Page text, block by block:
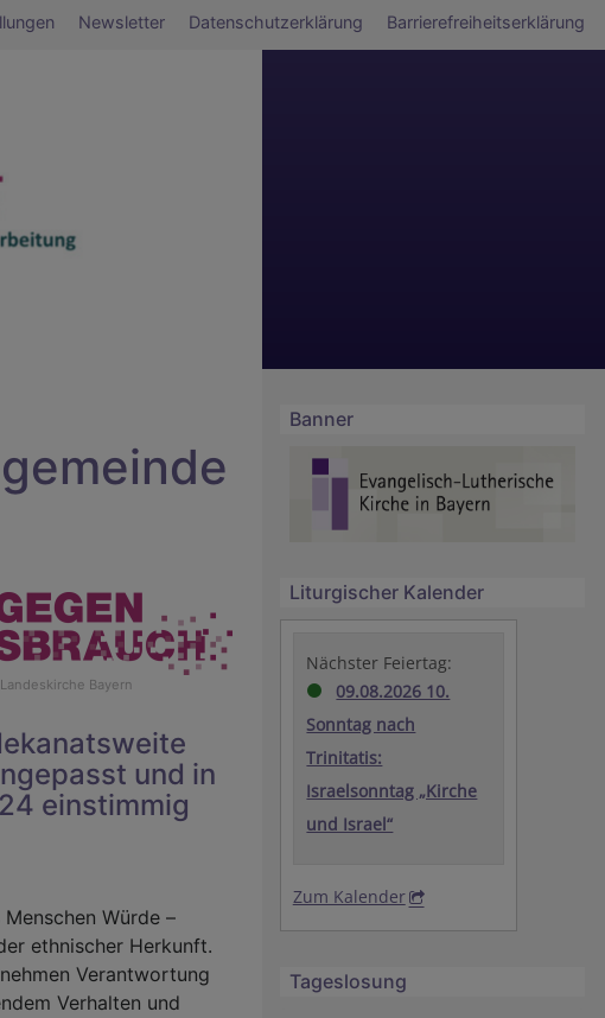
Newsletter Datenschutzerklärung Barrierefreiheitserklärung
Bayern
und in
einstimmig
Würde –
ethnischer Herkunft.
Verantwortung
Verhalten und
Banner
Liturgischer Kalender
Nächster Feiertag:
09.08.2026 10.
Sonntag nach
Trinitatis:
Israelsonntag „Kirche
und Israel“
Zum Kalender
Tageslosung